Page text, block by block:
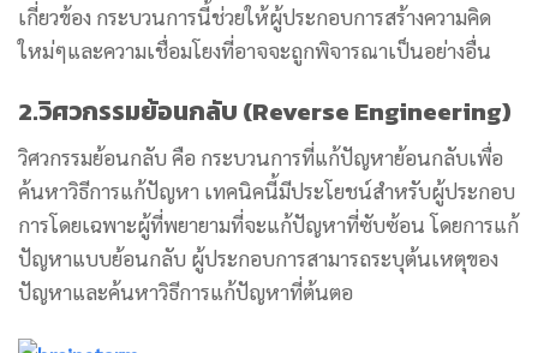
เกี่ยวข้อง กระบวนการนี้ช่วยให้ผู้ประกอบการสร้างความคิด
ใหม่ๆและความเชื่อมโยงที่อาจจะถูกพิจารณาเป็นอย่างอื่น
2.วิศวกรรมย้อนกลับ (Reverse Engineering)
วิศวกรรมย้อนกลับ คือ กระบวนการที่แก้ปัญหาย้อนกลับเพื่อ
ค้นหาวิธีการแก้ปัญหา เทคนิคนี้มีประโยชน์สำหรับผู้ประกอบ
การโดยเฉพาะผู้ที่พยายามที่จะแก้ปัญหาที่ซับซ้อน โดยการแก้
ปัญหาแบบย้อนกลับ ผู้ประกอบการสามารถระบุต้นเหตุของ
ปัญหาและค้นหาวิธีการแก้ปัญหาที่ต้นตอ